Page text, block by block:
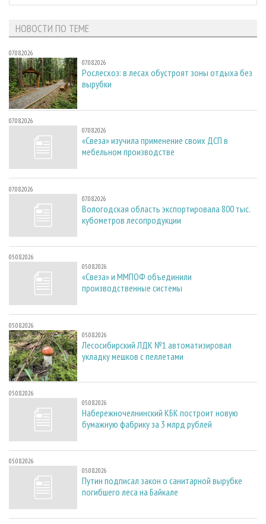
НОВОСТИ ПО ТЕМЕ
07.08.2026
07.08.2026
Рослесхоз: в лесах обустроят зоны отдыха без
вырубки
07.08.2026
07.08.2026
«Свеза» изучила применение своих ДСП в
мебельном производстве
07.08.2026
07.08.2026
Вологодская область экспортировала 800 тыс.
кубометров лесопродукции
05.08.2026
05.08.2026
«Свеза» и ММПОФ объединили
производственные системы
05.08.2026
05.08.2026
Лесосибирский ЛДК №1 автоматизировал
укладку мешков с пеллетами
05.08.2026
05.08.2026
Набережночелнинский КБК построит новую
бумажную фабрику за 3 млрд рублей
05.08.2026
05.08.2026
Путин подписал закон о санитарной вырубке
погибшего леса на Байкале